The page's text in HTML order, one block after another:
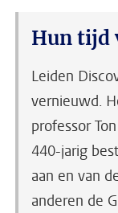
Hun tijd
Leiden
vernieuwd.
professor
440-jarig
aan en van
anderen de